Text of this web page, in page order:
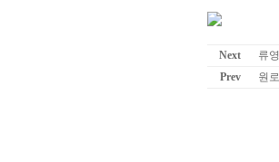
Next
류
Prev
원